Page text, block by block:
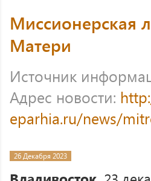
Миссионерская
Матери
Источник
Адрес новости:
eparhia.ru/news/
26 Декабря 2023